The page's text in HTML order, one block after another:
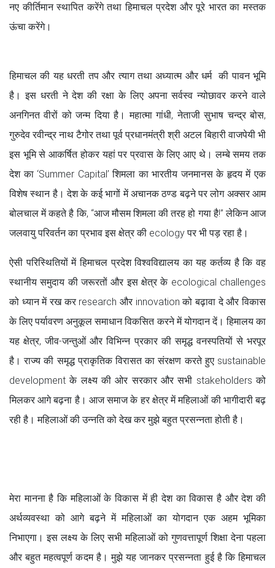
नए कीर्तिमान स्थापित करेंगे तथा हिमाचल प्रदेश और पूरे भारत का मस्तक
ऊंचा करेंगे।
हिमाचल की यह धरती तप और त्याग तथा अध्यात्म और धर्म की पावन भूमि
है। इस धरती ने देश की रक्षा के लिए अपना सर्वस्व न्योछावर करने वाले
अनगिनत वीरों को जन्म दिया है। महात्मा गांधी, नेताजी सुभाष चन्द्र बोस,
गुरुदेव रवीन्द्र नाथ टैगोर तथा पूर्व प्रधानमंत्री श्री अटल बिहारी वाजपेयी भी
इस भूमि से आकर्षित होकर यहां पर प्रवास के लिए आए थे। लम्बे समय तक
देश का ‘Summer Capital’ शिमला का भारतीय जनमानस के हृदय में एक
विशेष स्थान है। देश के कई भागों में अचानक ठण्ड बढ़ने पर लोग अक्सर आम
बोलचाल में कहते है कि, “आज मौसम शिमला की तरह हो गया है!” लेकिन आज
जलवायु परिवर्तन का प्रभाव इस क्षेत्र की ecology पर भी पड़ रहा है।
ऐसी परिस्थितियों में हिमाचल प्रदेश विश्वविद्यालय का यह कर्तव्य है कि वह
स्थानीय समुदाय की जरूरतों और इस क्षेत्र के ecological challenges
को ध्यान में रख कर research और innovation को बढ़ावा दे और विकास
के लिए पर्यावरण अनुकूल समाधान विकसित करने में योगदान दें। हिमालय का
यह क्षेत्र, जीव-जन्तुओं और विभिन्न प्रकार की समृद्ध वनस्पतियों से भरपूर
है। राज्य की समृद्ध प्राकृतिक विरासत का संरक्षण करते हुए sustainable
development के लक्ष्य की ओर सरकार और सभी stakeholders को
मिलकर आगे बढ़ना है। आज समाज के हर क्षेत्र में महिलाओं की भागीदारी बढ़
रही है। महिलाओं की उन्नति को देख कर मुझे बहुत प्रसन्नता होती है।
मेरा मानना है कि महिलाओं के विकास में ही देश का विकास है और देश की
अर्थव्यवस्था को आगे बढ़ने में महिलाओं का योगदान एक अहम भूमिका
निभाएगा। इस लक्ष्य के लिए सभी महिलाओं को गुणवत्तापूर्ण शिक्षा देना पहला
और बहुत महत्वपूर्ण कदम है। मुझे यह जानकर प्रसन्नता हुई है कि हिमाचल